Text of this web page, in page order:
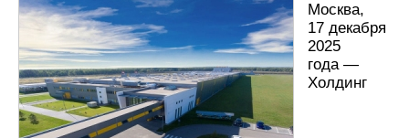
Москва,
17 декабря
2025
года —
Холдинг